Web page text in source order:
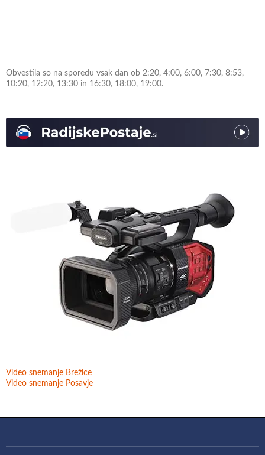
Obvestila so na sporedu vsak dan ob 2:20, 4:00, 6:00, 7:30, 8:53,
10:20, 12:20, 13:30 in 16:30, 18:00, 19:00.
Video snemanje Brežice
Video snemanje Posavje